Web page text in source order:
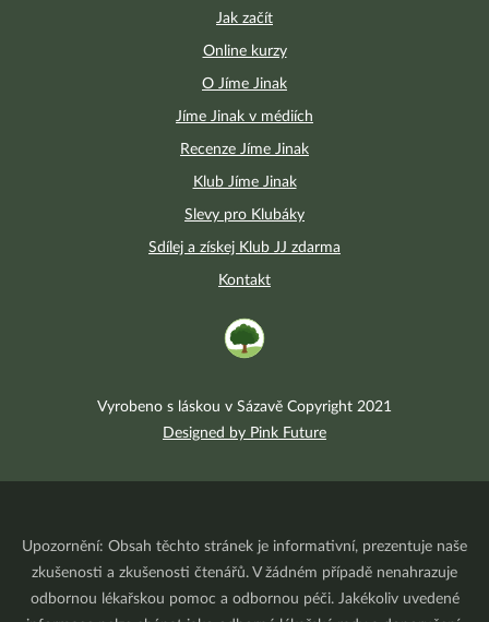
Jak začít
Online kurzy
O Jíme Jinak
Jíme Jinak v médiích
Recenze Jíme Jinak
Klub Jíme Jinak
Slevy pro Klubáky
Sdílej a získej Klub JJ zdarma
Kontakt
Vyrobeno s láskou v Sázavě Copyright 2021
Designed by Pink Future
Upozornění: Obsah těchto stránek je informativní, prezentuje naše
zkušenosti a zkušenosti čtenářů. V žádném případě nenahrazuje
odbornou lékařskou pomoc a odbornou péči. Jakékoliv uvedené